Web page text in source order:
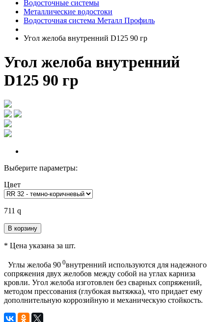
Водосточные системы
Металлические водостоки
Водосточная система Металл Профиль
Угол желоба внутренний D125 90 гр
Угол желоба внутренний
D125 90 гр
Выберите параметры:
Цвет
711 q
В корзину
* Цена указана за шт.
Углы желоба 90 0внутренний используются для надежного
сопряжения двух желобов между собой на углах карниза
кровли. Угол желоба изготовлен без сварных сопряжений,
методом прессования (глубокая вытяжка), что придает ему
дополнительную коррозийную и механическую стойкость.